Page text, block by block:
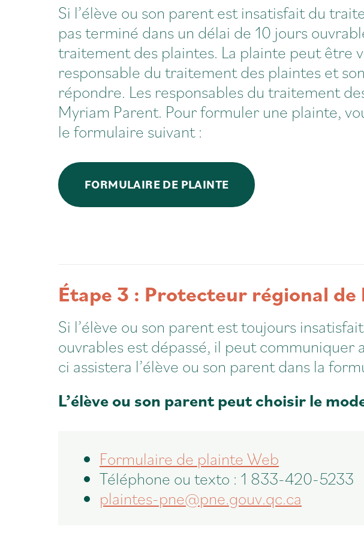
Si l’élève ou son parent est insatisfait du
pas terminé dans un délai de 10 jours
traitement des plaintes. La plainte peut être
responsable du traitement des plaintes et
répondre. Les responsables du traitement
Myriam Parent. Pour formuler une plainte,
le formulaire suivant :
FORMULAIRE DE PLAINTE
Étape 3 : Protecteur régional de
Si l’élève ou son parent est toujours
ouvrables est dépassé, il peut
ci assistera l’élève ou son parent dans la
L’élève ou son parent peut choisir le
Formulaire de plainte Web
Téléphone ou texto : 1 833-420-5233
plaintes-pne@pne.gouv.qc.ca